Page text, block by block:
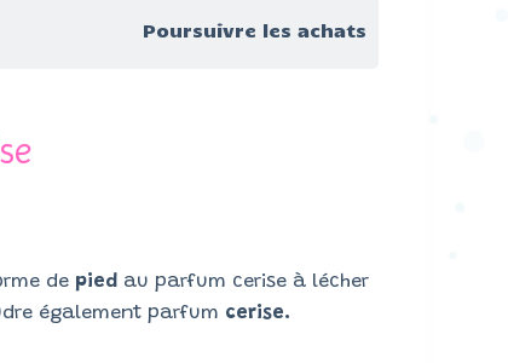
Poursuivre les achats
de pied au parfum cerise à lécher
également parfum cerise.